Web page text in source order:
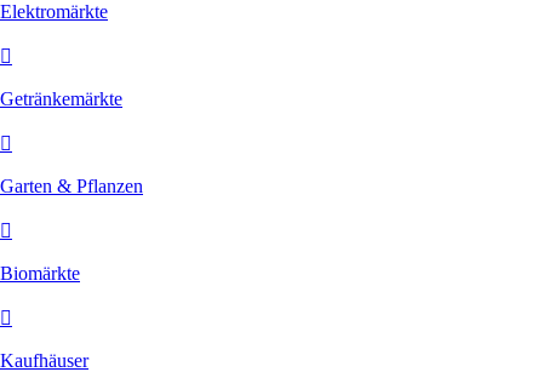
Elektromärkte
Getränkemärkte
Garten & Pflanzen
Biomärkte
Kaufhäuser